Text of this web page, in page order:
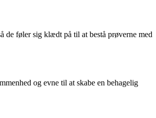
de føler sig klædt på til at bestå prøverne med
og evne til at skabe en behagelig